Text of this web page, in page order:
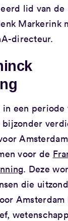
lid van de
Markerink
directeur.
een periode
bijzonder
voor de
. Deze
die
Amsterdam